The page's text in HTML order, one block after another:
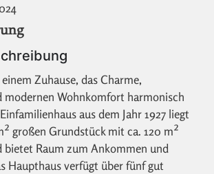
Zuhause, das Charme,
modernen Wohnkomfort harmonisch
aus dem Jahr 1927 liegt
großen Grundstück mit ca. 120 m²
bietet Raum zum Ankommen und
Haupthaus verfügt über fünf gut